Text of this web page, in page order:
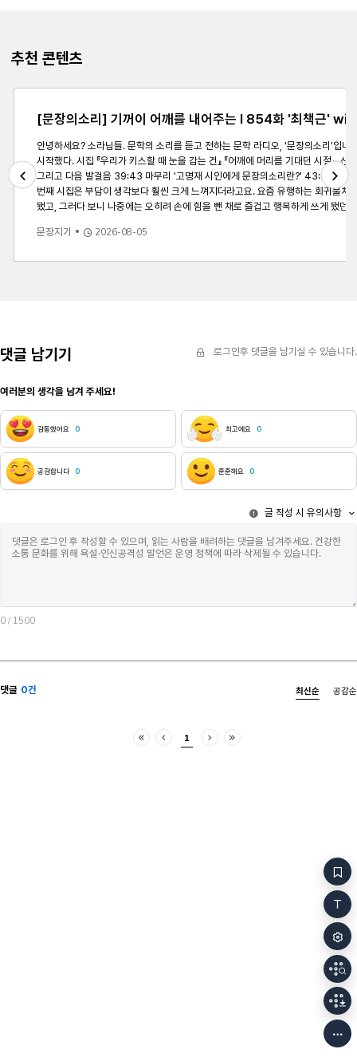
추천 콘텐츠
Previous
[문장의소리] 기꺼이 어깨를 내어주는 l 854화 '최책근'
안녕하세요? 소라님들. 문학의 소리를 듣고 전하는 문학 라디오, '문장의소리'입니다. 저는 DJ 황인찬입니다. 최근 신작을 낸 작가를 모셔 책과 작가의 이야기를 들어보는 코너 &lsquo;최책근&rsquo;. 오늘 이 시간에는 4년 만에 두 번째 시집 『어깨에 머리를 기대던 시절』로 돌아오신 고명재 시인님 모셨습니다. [작가
시작했다. 시집 『우리가 키스할 때 눈을 감는 건』 『어깨에 머리를 기대던 시절』, 산문집 『너무 보고플 땐 눈이 온다』 등이 있다. [방송내용] 00:00 오프닝 '미니 픽션 - 소리와 문장 다섯 번째 이야기' 00:53 어깨가 커진 오늘의 손님, 고명재 시인 02:15 part 1. 4년 만의 새 시
그리고 다음 발걸음 39:43 마무리 '고명재 시인에게 문장의소리란?' 43:57 끝인사 [주요내용] Q1. 4년 만에 나온 시집이에요. 지금의 흐름으로 보면 오래 걸렸다고 볼 수 있는데, 어떤 마음으로 작업하신 시집일까요? A. 고명재 시인 : 이번 시집이 4년 만인데요. 사실 빨리 내고 싶지가 않았던 것 같아요. 제가 원래 좀 더디기도 했고, 편수도 생각보다 많지 않았어요. 저는 되게 과작이거든요. 느리고 빨리 쓰지도 못
번째 시집은 부담이 생각보다 훨씬 크게 느껴지더라고요. 요즘 유행하는 회귀물처럼 삶의 형식을 다시 살아내는 느낌이 들었어요. '이번엔 좀 똑바로 살아야지' 하는 마음이요. 주변에 자문을 많이 구
됐고, 그러다 보니 나중에는 오히려 손에 힘을 뺀 채로 즐겁고 행복하게 쓰게 됐던 것 같아요. Q2. 작가님의 시집은 몸과 몸이 접촉하는 느낌의 제목들인데요. 『어깨에 머리를 기대던 시절』이란 제목에 어떤 마음을 담으셨나요? A. 고명재 시인 : 예전부터 저는 신체 부위 중에 어깨를 되게 좋아했거든요. 근데 이제 글을 쓰면서 예전에도 많이 생각을 했는데 인간한테 있는 몇 안 되는 '처
문장지기 2026-08-05
Next
댓글 남기기 로그인후 댓글을 남기실 수 있습니다.
여러분의 생각을 남겨 주세요!
감동했어요 0 최고에요 0
공감합니다 0 훈훈해요 0
글 작성 시 유의사항
0 / 1500
댓글 0건 최신순 공감순
처음 이전 1 다음마지막